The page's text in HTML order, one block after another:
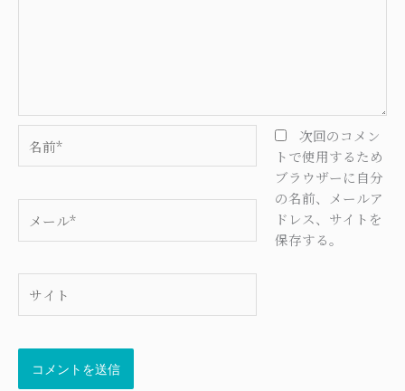
前
ー
*
次回のコメン
トで使用するため
ブラウザーに自分
の名前、メールア
ドレス、サイトを
保存する。